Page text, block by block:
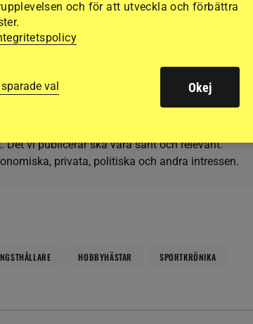
är skribentens egna.
2023.
vi publicerar ska vara sant och relevant.
privata, politiska och andra intressen.
HOBBYHÄSTAR SPORTKRÖNIKA
och för att utveckla och förbättra
val Okej